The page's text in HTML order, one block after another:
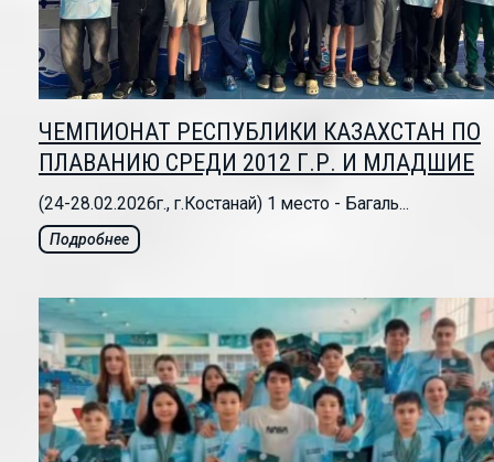
ЧЕМПИОНАТ РЕСПУБЛИКИ КАЗАХСТАН ПО
ПЛАВАНИЮ СРЕДИ 2012 Г.Р. И МЛАДШИЕ
(24-28.02.2026г., г.Костанай) 1 место - Багаль...
Подробнее